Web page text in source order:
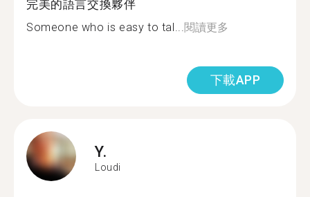
完美的語言交換夥伴
Someone who is easy to tal...閱讀更多
下載APP
Y.
Loudi